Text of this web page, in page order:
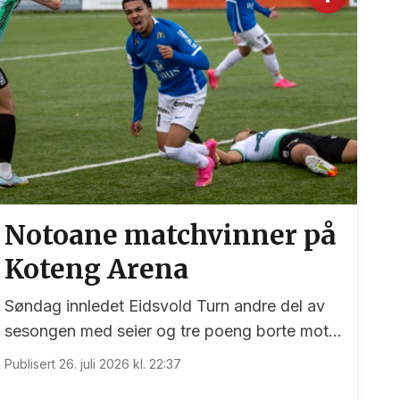
Notoane matchvinner på
Koteng Arena
Søndag innledet Eidsvold Turn andre del av
sesongen med seier og tre poeng borte mot
Trygg/Lade.
Publisert 26. juli 2026 kl. 22:37